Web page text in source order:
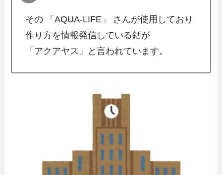
その 「AQUA-LIFE」 さんが使用しており
作り方を情報発信している銛が
「アクアヤス」と言われています。